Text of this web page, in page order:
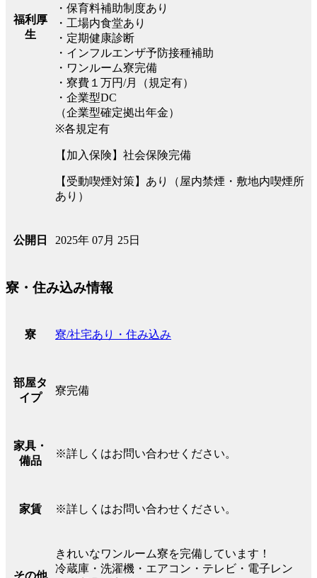
福利厚
生
・保育料補助制度あり
・工場内食堂あり
・定期健康診断
・インフルエンザ予防接種補助
・ワンルーム寮完備
・寮費１万円/月（規定有）
・企業型DC
（企業型確定拠出年金）
※各規定有
【加入保険】社会保険完備
【受動喫煙対策】あり（屋内禁煙・敷地内喫煙所
あり）
公開日 2025年 07月 25日
寮・住み込み情報
寮 寮/社宅あり・住み込み
部屋タ
イプ
寮完備
家具・
備品
※詳しくはお問い合わせください。
家賃 ※詳しくはお問い合わせください。
きれいなワンルーム寮を完備しています！
冷蔵庫・洗濯機・エアコン・テレビ・電子レン